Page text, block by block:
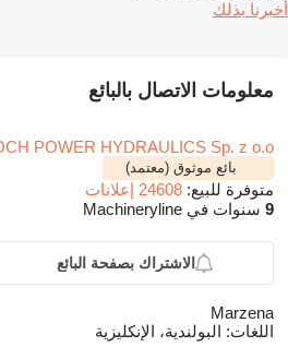
أخبرنا بذلك
معلومات الاتصال بالبائع
POWER HYDRAULICS Sp. z o.o.
بائع موثوق (معتمد)
متوفرة للبيع: 24608 إعلانات
9 سنوات في Machineryline
الاشتراك بصفحة البائع
Marzena
اللغات: البولندية، الإنكليزية